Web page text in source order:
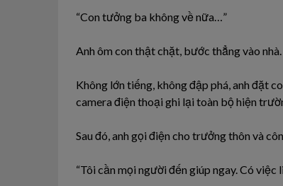
“Con tưởng ba không về nữa…”
Anh ôm con thật chặt, bước thẳng vào nhà.
Không lớn tiếng, không đập phá, anh đặt
camera điện thoại ghi lại toàn bộ hiện
Sau đó, anh gọi điện cho trưởng thôn và
“Tôi cần mọi người đến giúp ngay. Có việc